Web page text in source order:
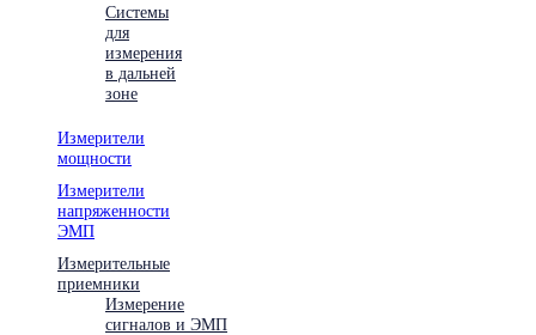
Системы
для
измерения
в дальней
зоне
Измерители
мощности
Измерители
напряженности
ЭМП
Измерительные
приемники
Измерение
сигналов и ЭМП